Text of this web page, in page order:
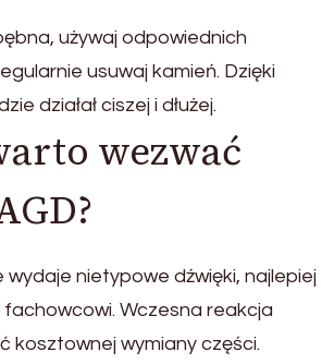
używaj odpowiednich
usuwaj kamień. Dzięki
działał ciszej i dłużej.
wezwać
wydaje nietypowe dźwięki, najlepiej
Wczesna reakcja
kosztownej wymiany części.